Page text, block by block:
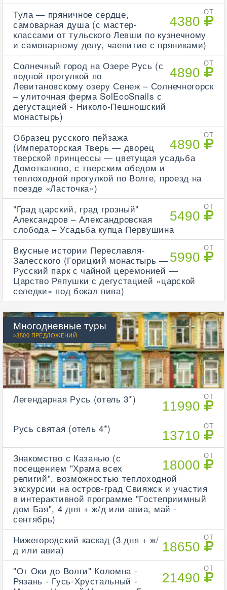
ОТ
4380
Тула — пряничное сердце,
самоварная душа (с мастер-
классами от тульского Левши по кузнечному
и самоварному делу, чаепитие с пряниками)
ОТ
4890
Солнечный город на Озере Русь (с
водной прогулкой по
Левитановскому озеру Сенеж – Солнечногорск
– улиточная ферма SolEcoSnails с
дегустацией - Николо-Пешношский
монастырь)
ОТ
4890
Образец русского пейзажа
(Императорская Тверь — дворец
тверской принцессы — цветущая усадьба
Домотканово, с тверским обедом и
теплоходной прогулкой по Волге, проезд на
поезде «Ласточка»)
ОТ
5490
"Град царский, град грозный"
Александров – Александровская
слобода – Усадьба купца Первушина
ОТ
5990
Вкусные истории Переславля-
Залесского (Горицкий монастырь —
Русский парк с чайной церемонией —
Царство Ряпушки с дегустацией «царской
селедки» под бокал пива)
Многодневные туры
>3500 ПРЕДЛОЖЕНИЙ
ОТ
11990
Легендарная Русь (отель 3*)
ОТ
13710
Русь святая (отель 4*)
ОТ
18000
Знакомство с Казанью (с
посещением "Храма всех
религий", возможностью теплоходной
экскурсии на остров-град Свияжск и участия
в интерактивной программе "Гостеприимный
дом Бая", 4 дня + ж/д или авиа, май -
сентябрь)
ОТ
18650
Нижегородский каскад (3 дня + ж/
д или авиа)
ОТ
21490
"От Оки до Волги" Коломна -
Рязань - Гусь-Хрустальный -